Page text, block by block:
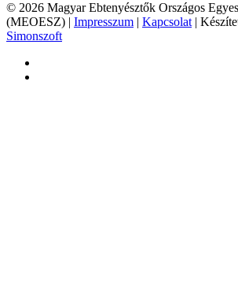
© 2026 Magyar Ebtenyésztők Országos
(MEOESZ) | Impresszum | Kapcsolat |
Simonszoft